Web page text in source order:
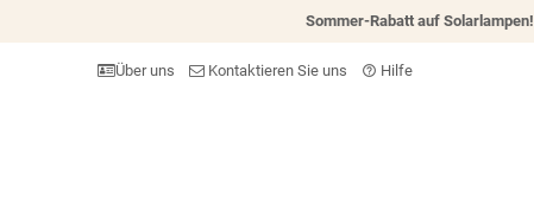
Sommer-Rabatt auf Solarlampen!
Über uns Kontaktieren Sie uns help_outline Hilfe